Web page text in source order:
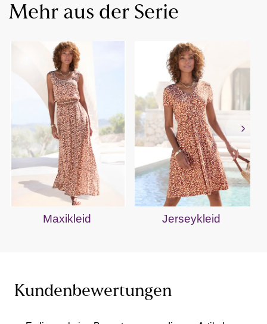
Mehr aus der Serie
Maxikleid Jerseykleid
Kundenbewertungen